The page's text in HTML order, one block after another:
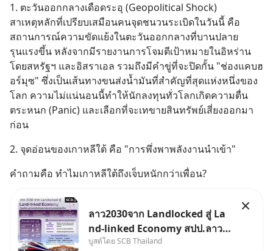
1. ตะวันออกกลางเดือดระอุ (Geopolitical Shock)
สาเหตุหลักที่เปรียบเสมือนคนจุดชนวนระเบิดในวันนี้ คือ
สถานการณ์ความขัดแย้งในตะวันออกกลางที่บานปลาย
รุนแรงขึ้น หลังจากมีรายงานการโจมตีเป้าหมายในอิหร่าน
โดยสหรัฐฯ และอิสราเอล รวมถึงมีคำขู่ที่จะปิดกั้น "ช่องแคบฮ
อร์มุซ" ซึ่งเป็นเส้นทางขนส่งน้ำมันที่สำคัญที่สุดแห่งหนึ่งของ
โลก ความไม่แน่นอนนี้ทำให้นักลงทุนทั่วโลกเกิดความตื่น
ตระหนก (Panic) และเลือกที่จะเทขายสินทรัพย์เสี่ยงออกมา
ก่อน
2. จุดอ่อนของเกาหลีใต้ คือ "การพึ่งพาพลังงานนำเข้า"
คำถามคือ ทำไมเกาหลีใต้ถึงเจ็บหนักกว่าเพื่อน?
ลาว2030จาก Landlocked สู่ La
nd-linked Economy สปป.ลาว
กำลังเปลี่ยนบทบาทจาก “ประเทศ
บูสต์โดย SCB Thailand